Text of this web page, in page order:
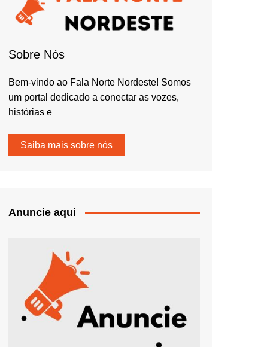
Sobre Nós
Bem-vindo ao Fala Norte Nordeste! Somos
um portal dedicado a conectar as vozes,
histórias e
Saiba mais sobre nós
Anuncie aqui